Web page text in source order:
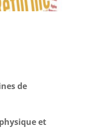
de
et